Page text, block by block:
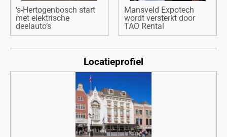
‘s-Hertogenbosch start
met elektrische
deelauto’s
Mansveld Expotech
wordt versterkt door
TAO Rental
Locatieprofiel